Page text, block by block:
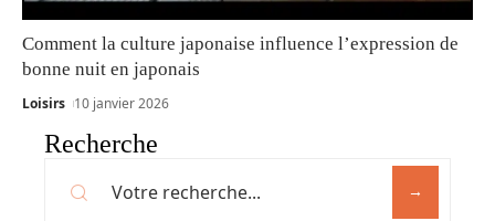
Comment la culture japonaise influence l’expression de
bonne nuit en japonais
Loisirs 10 janvier 2026
Recherche